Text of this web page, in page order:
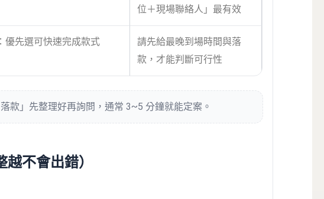
位＋現場聯絡人」最有效
優先選可快速完成款式
請先給最晚到場時間與落
款，才能判斷可行性
款」先整理好再詢問，通常 3~5 分鐘就能定案。
不會出錯）